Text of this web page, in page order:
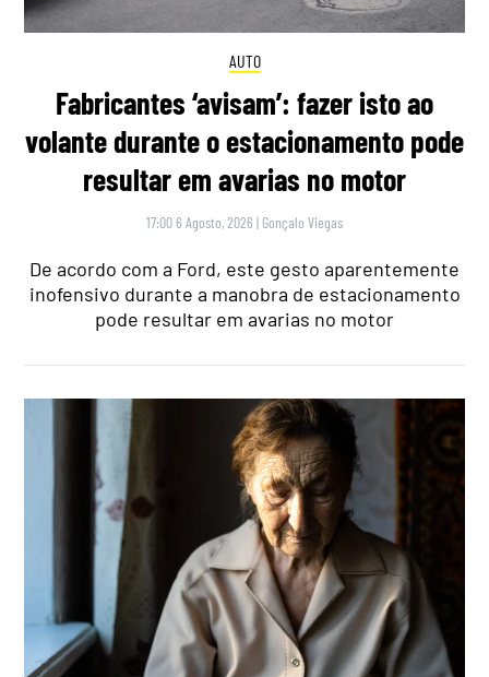
AUTO
Fabricantes ‘avisam’: fazer isto ao
volante durante o estacionamento pode
resultar em avarias no motor
17:00 6 Agosto, 2026 | Gonçalo Viegas
De acordo com a Ford, este gesto aparentemente
inofensivo durante a manobra de estacionamento
pode resultar em avarias no motor